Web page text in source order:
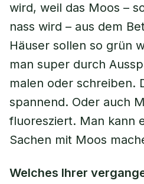
wird, weil das Moos –
nass wird – aus dem
Häuser sollen so grün
man super durch
malen oder schreiben.
spannend. Oder auch
fluoresziert. Man kann
Sachen mit Moos
Welches Ihrer